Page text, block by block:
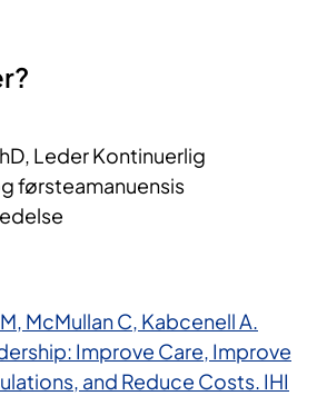
Leder Kontinuerlig
førsteamanuensis
McMullan C, Kabcenell A.
Improve Care, Improve
and Reduce Costs. IHI